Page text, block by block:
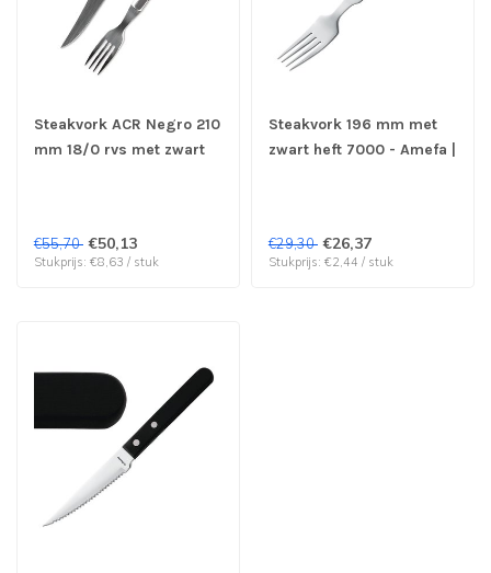
Steakvork ACR Negro 210
mm 18/0 rvs met zwart
€55,70 €50,13
Stukprijs: €8,63 / stuk
Steakvork 196 mm met
zwart heft 7000 - Amefa |
€29,30 €26,37
Stukprijs: €2,44 / stuk